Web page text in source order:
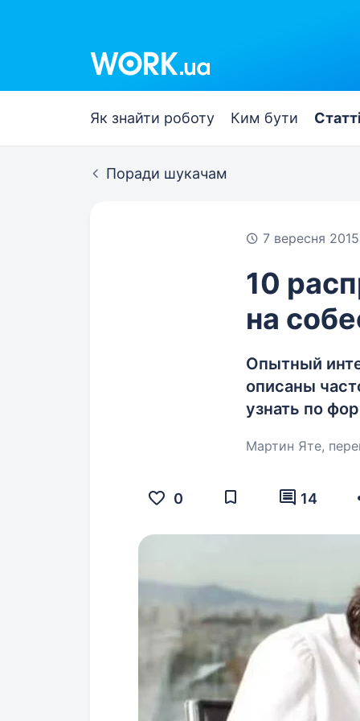
Як знайти роботу Ким бути
Поради шукачам
7 вересня 2015
10
на
Опытный
описаны
узнать по
Мартин Яте,
0 14